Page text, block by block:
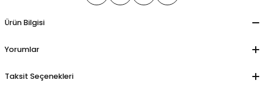
Ürün Bilgisi
Yorumlar
Taksit Seçenekleri